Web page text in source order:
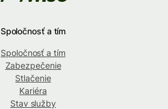
Spoločnosť a tím
Spoločnosť a tím
Zabezpečenie
Stlačenie
Kariéra
Stav služby